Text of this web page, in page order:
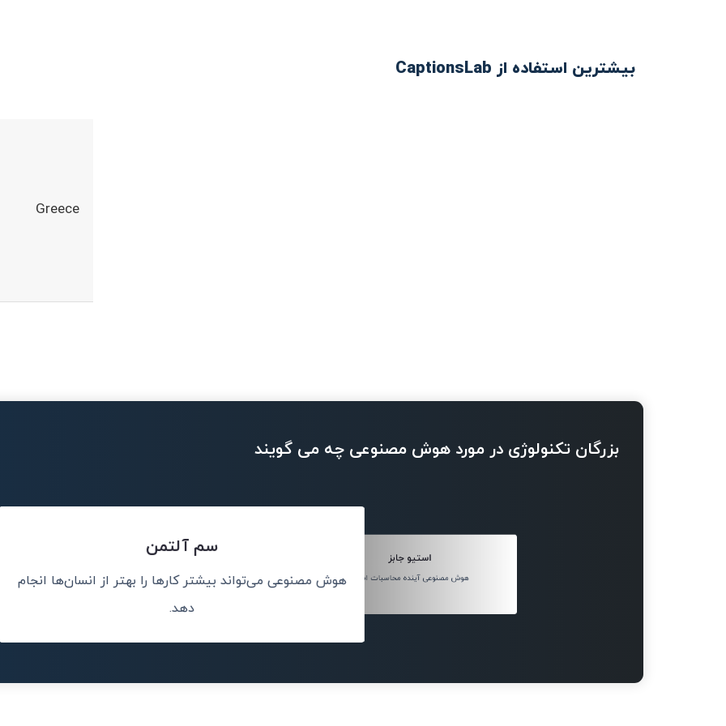
بیشترین استفاده از CaptionsLab
Greece
بزرگان تکنولوژی در مورد هوش مصنوعی چه می گویند
استیو جابز
هوش مصنوعی آینده محاسبات است.
سم آلتمن
هوش مصنوعی می‌تواند بیشتر کارها را بهتر از انسان‌ها انجام
دهد.
هوش مصنوعی